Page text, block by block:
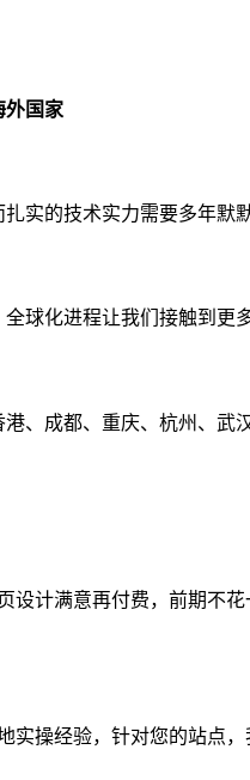
外国家
实的技术实力需要多年默
球化进程让我们接触到更
、成都、重庆、杭州、武
设计满意再付费，前期不
实操经验，针对您的站点